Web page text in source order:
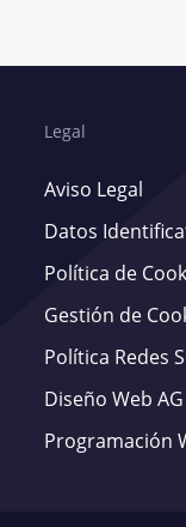
Legal
Aviso Legal
Datos
Política de
Gestión de
Política Redes
Diseño Web
Programación